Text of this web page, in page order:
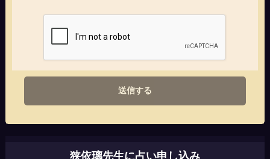
送信する
狭依璃先生に占い申し込み